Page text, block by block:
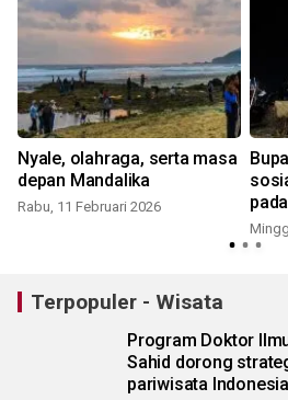
Nyale, olahraga, serta masa
depan Mandalika
Rabu, 11 Februari 2026
Terpopuler - Wisata
Program Doktor
Sahid dorong
pariwisata Indonesia